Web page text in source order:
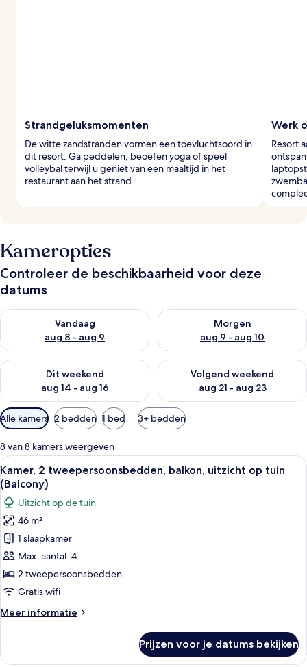
Strandgeluksmomenten
De witte zandstranden vormen een toevluchtsoord in
dit resort. Ga peddelen, beoefen yoga of speel
volleybal terwijl u geniet van een maaltijd in het
restaurant aan het strand.
Werk
Resort
Kameropties
Controleer de beschikbaarheid voor deze
datums
Vandaag
aug 8 - aug 9
De beschikbaarheid controleren voor vanavond aug 8 - aug 9
Morgen
aug 9 - aug 10
De beschikbaarheid
Dit weekend
aug 14 - aug 16
De beschikbaarheid controleren voor dit weekend aug 14 -
Volgend weekend
aug 21 - aug 23
De beschikbaarheid
Beschikbare
filters
voor
kamers
Alle kamers 2 bedden 1 bed 3+ bedden
8 van 8 kamers weergeven
Alle
foto's
voor
Kamer,
2
tweepersoonsbedden,
balkon,
uitzicht
op
(Balcony)
Een moderne hotelkamer met twee
7
Kamer, 2 tweepersoonsbedden, balkon, uitzicht op tuin
(Balcony)
Uitzicht op de tuin
46 m²
1 slaapkamer
Max. aantal: 4
2 tweepersoonsbedden
Gratis wifi
Meer informatie
Meer
2
Prijzen voor je datums bekijken